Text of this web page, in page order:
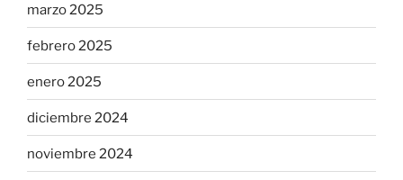
marzo 2025
febrero 2025
enero 2025
diciembre 2024
noviembre 2024